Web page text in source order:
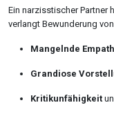
Ein narzisstischer Partner
verlangt Bewunderung
Mangelnde
Grandiose
Kritikunfähigkeit